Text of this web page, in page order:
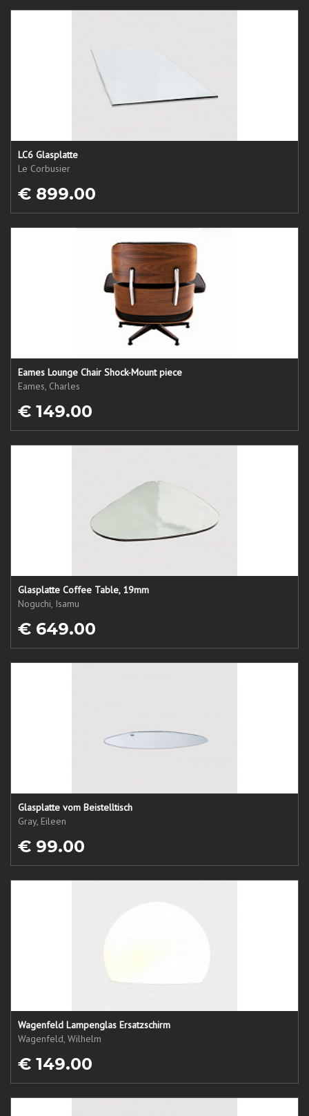
LC6 Glasplatte
Le Corbusier
€ 899.00
Eames Lounge Chair Shock-Mount piece
Eames, Charles
€ 149.00
Glasplatte Coffee Table, 19mm
Noguchi, Isamu
€ 649.00
Glasplatte vom Beistelltisch
Gray, Eileen
€ 99.00
Wagenfeld Lampenglas Ersatzschirm
Wagenfeld, Wilhelm
€ 149.00